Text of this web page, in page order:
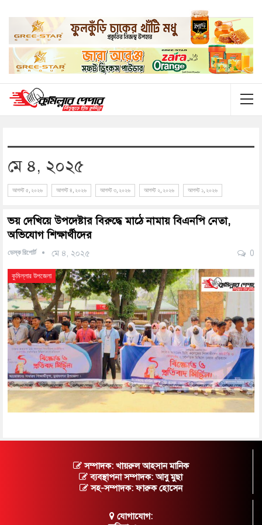
মে ৪, ২০২৫
আগস্ট ৫, ২০২৬ আগস্ট ৪, ২০২৬ আগস্ট ৩, ২০২৬ আগস্ট ২, ২০২৬ আগস্ট ১, ২০২৬
ভয় দেখিয়ে উপদেষ্টার বিরুদ্ধে মাঠে নামায় বিএনপি নেতা,
অভিযোগ শিক্ষার্থীদের
ডেস্ক রিপোর্ট মে ৪, ২০২৫ 0
কুমিল্লার উপজেলা
সম্পাদক: খায়রুল আহসান মানিক
ব্যবস্থাপনা সম্পাদক: আবু মুছা
সহ-সম্পাদক: ফারুক হোসেন
যোগাযোগ: